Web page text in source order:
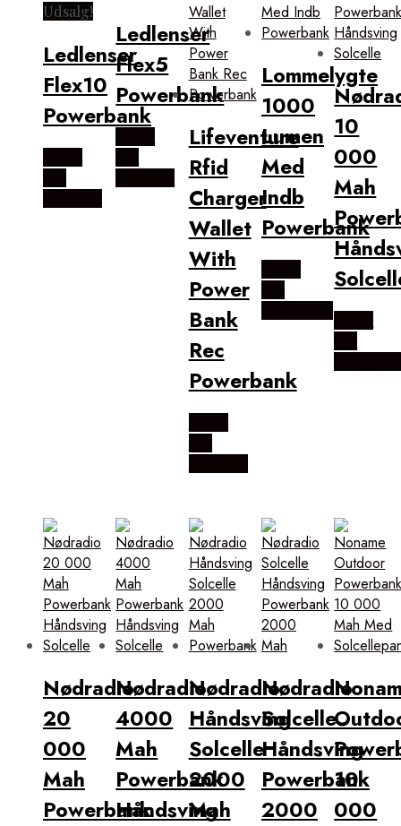
Udsalg!
Ledlenser
Flex10
Powerbank
Ledlenser
Flex5
Powerbank
Lifeventure
Rfid
Charger
Wallet
With
Power
Bank
Rec
Powerbank
Lommelygte
1000
Lumen
Med
Indb
Powerbank
10
000
Mah
Nødradio
20
000
Mah
Powerbank
Nødradio
4000
Mah
Powerbank
Håndsving
Nødradio
Håndsving
Solcelle
2000
Mah
Nødradio
Solcelle
Håndsving
Powerbank
2000
10
000